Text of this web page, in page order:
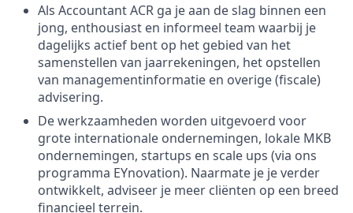
Als Accountant ACR ga je aan de slag binnen een
jong, enthousiast en informeel team waarbij je
dagelijks actief bent op het gebied van het
samenstellen van jaarrekeningen, het opstellen
van managementinformatie en overige (fiscale)
advisering.
De werkzaamheden worden uitgevoerd voor
grote internationale ondernemingen, lokale MKB
ondernemingen, startups en scale ups (via ons
programma EYnovation). Naarmate je je verder
ontwikkelt, adviseer je meer cliënten op een breed
financieel terrein.